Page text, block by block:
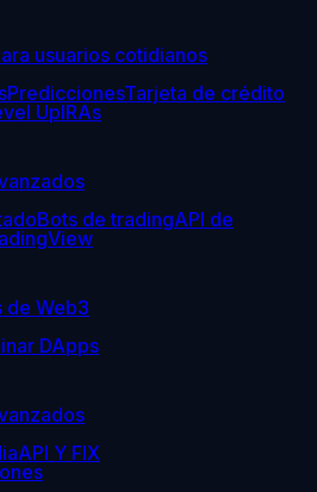
usuarios cotidianos
PrediccionesTarjeta de crédito
UpIRAs
Bots de tradingAPI de
de Web3
DApps
API Y FIX